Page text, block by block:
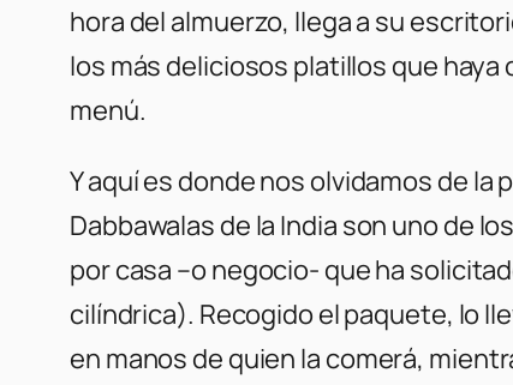
hora del almuerzo, llega a su
los más deliciosos platillos que
menú.
Y aquí es donde nos olvidamos de
Dabbawalas de la India son uno de
por casa –o negocio- que ha
cilíndrica). Recogido el paquete, lo
en manos de quien la comerá,